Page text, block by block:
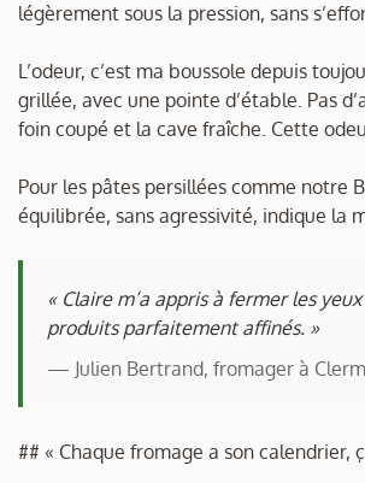
légèrement sous la pression, sans
L’odeur, c’est ma boussole depuis
grillée, avec une pointe d’étable. Pas
foin coupé et la cave fraîche. Cette
Pour les pâtes persillées comme notre
équilibrée, sans agressivité, indique la
« Claire m’a appris à fermer les
produits parfaitement affinés. »
— Julien Bertrand, fromager à
## « Chaque fromage a son calendrier,